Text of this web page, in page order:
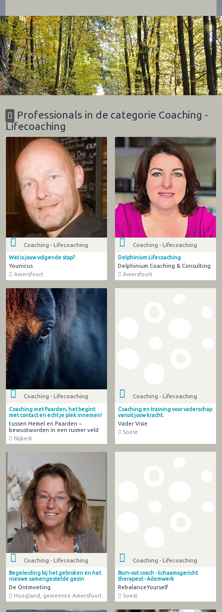
Professionals in de categorie Coaching -
Lifecoaching
Coaching - Lifecoaching
Wat is jouw volgende stap?
Younicus
Amersfoort
Coaching - Lifecoaching
Delphinium Lifecoaching
Delphinium Coaching & Consulting
Amersfoort
Coaching - Lifecoaching
Coaching met Paarden; het begint
met contact en echt je plek innemen!
tussen Hemel en Paarden ~
bewustworden in een ruimer veld
Nijkerk
Coaching - Lifecoaching
Coaching en training voor vaderschap
vanuit jouw kracht.
Vader Visie
Soest
Coaching - Lifecoaching
Begeleiding bij het gebroken en het
nieuwe samengestelde gezin
De Ontmoeting
Hoogland, gemeente Amersfoort
Coaching - Lifecoaching
Burn-out coach - lichaamsgericht
therapeut - Ademwerk
RebalanceYourself
Soest